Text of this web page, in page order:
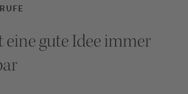
eine gute Idee immer